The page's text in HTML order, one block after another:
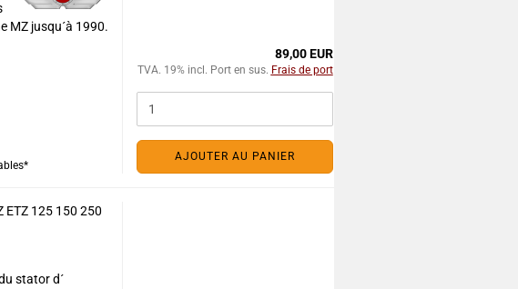
MZ jusqu´à 1990.
89,00 EUR
TVA. 19% incl. Port en sus. Frais de port
AJOUTER AU PANIER
125 150 250
stator d´